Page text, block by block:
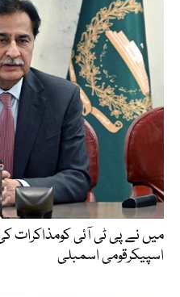
میں نے پی ٹی آئی کومذاکرات
اسپیکرقومی اسمبلی